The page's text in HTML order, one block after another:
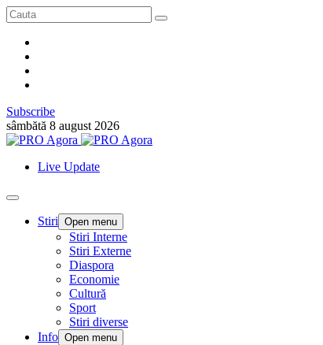
Subscribe
sâmbătă 8 august 2026
Live Update
Stiri Open menu
Stiri Interne
Stiri Externe
Diaspora
Economie
Cultură
Sport
Stiri diverse
Info Open menu